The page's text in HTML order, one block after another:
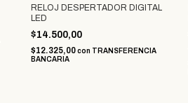
RELOJ DESPERTADOR DIGITAL
LED
$14.500,00
$12.325,00con TRANSFERENCIA
BANCARIA